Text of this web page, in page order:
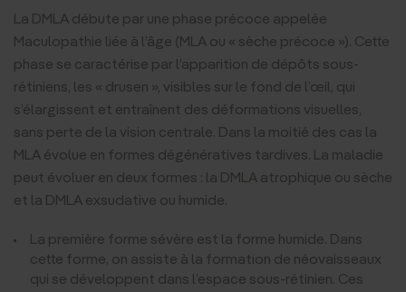
La DMLA débute par une phase précoce appelée
Maculopathie liée à l’âge (MLA ou « sèche précoce »). Cette
phase se caractérise par l’apparition de dépôts sous-
rétiniens, les « drusen », visibles sur le fond de l’œil, qui
s’élargissent et entraînent des déformations visuelles,
sans perte de la vision centrale. Dans la moitié des cas la
MLA évolue en formes dégénératives tardives. La maladie
peut évoluer en deux formes : la DMLA atrophique ou sèche
et la DMLA exsudative ou humide.
La première forme sévère est la forme humide. Dans
cette forme, on assiste à la formation de néovaisseaux
qui se développent dans l’espace sous-rétinien. Ces